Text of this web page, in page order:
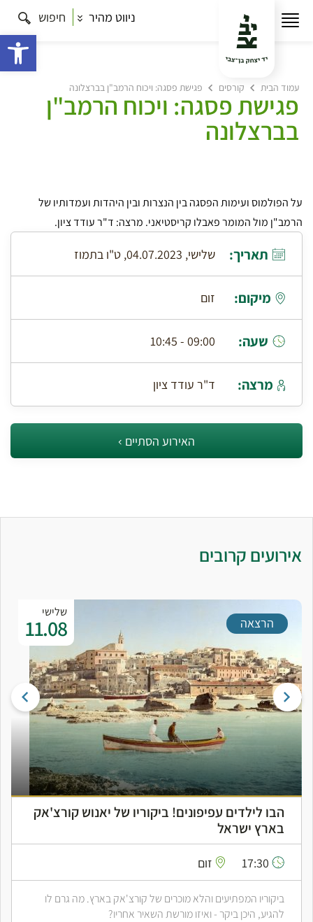
ניווט מהיר חיפוש
עמוד הבית קורסים פגישת פסגה: ויכוח הרמב"ן בברצלונה
פגישת פסגה: ויכוח הרמב"ן
בברצלונה
על הפולמוס ועימות הפסגה בין הנצרות ובין היהדות ועמדותיו של
הרמב"ן מול המומר פאבלו קריסטיאני. מרצה: ד"ר עודד ציון.
תאריך: שלישי, 04.07.2023, ט"ו בתמוז
מיקום: זום
שעה: 09:00 - 10:45
מרצה: ד"ר עודד ציון
האירוע הסתיים
אירועים קרובים
שלישי
11.08 הרצאה
הבו לילדים עפיפונים! ביקוריו של יאנוש קורצ'אק
בארץ ישראל
זום
ביקוריו המפתיעים והלא מוכרים של קורצ'אק בארץ. מה גרם לו
להגיע, היכן ביקר - ואיזו מורשת השאיר אחריו?